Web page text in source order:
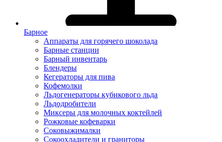
Барное
Аппараты для горячего шоколада
Барные станции
Барный инвентарь
Блендеры
Кегераторы для пива
Кофемолки
Льдогенераторы кубикового льда
Льдодробители
Миксеры для молочных коктейлей
Рожковые кофеварки
Соковыжималки
Сокоохладители и граниторы